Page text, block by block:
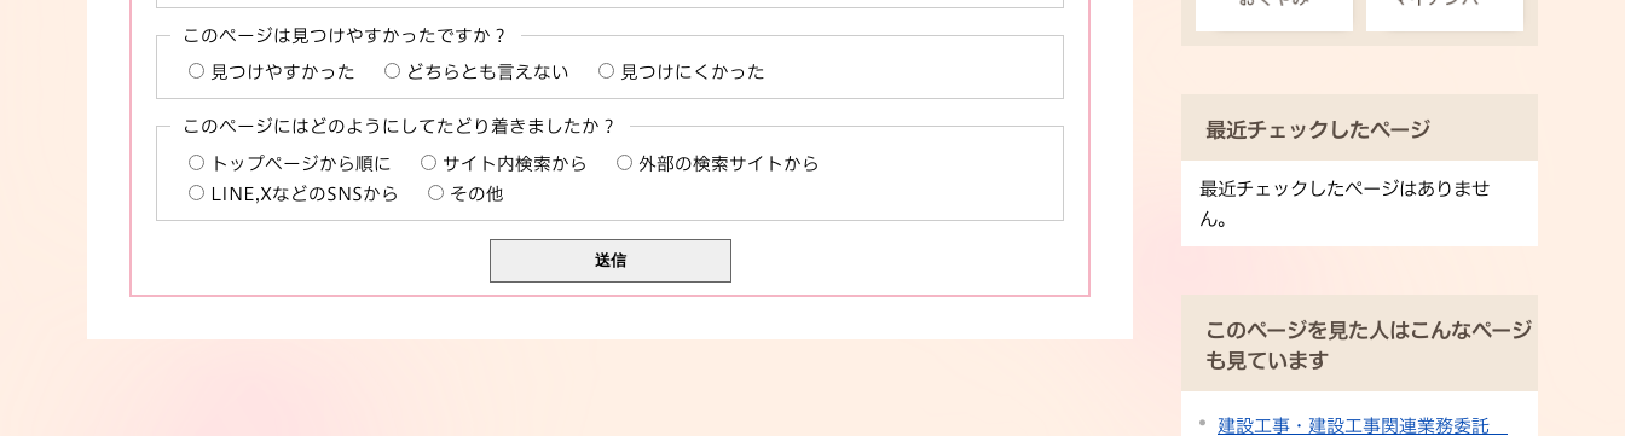
このページは見つけやすかったですか？
見つけやすかった どちらとも言えない 見つけにくかった
このページにはどのようにしてたどり着きましたか？
トップページから順に サイト内検索から
外部の検索サイトから
LINE,XなどのSNSから
その他
最近チェックしたページ
最近チェックしたページはありませ
ん。
このページを見た人はこんなページ
も見ています
建設工事・建設工事関連業務委託